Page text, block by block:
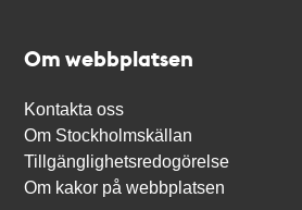
Om webbplatsen
Kontakta oss
Om Stockholmskällan
Tillgänglighetsredogörelse
Om kakor på webbplatsen